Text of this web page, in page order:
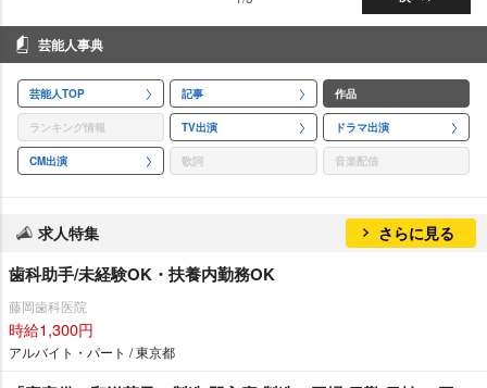
芸能人事典
芸能人TOP 記事 作品
ランキング情報 TV出演 ドラマ出演
CM出演 歌詞 音楽配信
求人特集 さらに見る
歯科助手/未経験OK・扶養内勤務OK
藤岡歯科医院
時給1,300円
アルバイト・パート / 東京都